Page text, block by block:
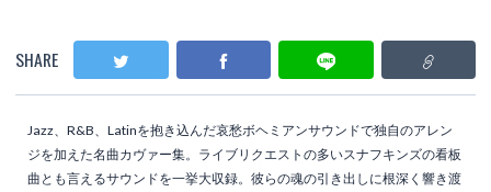
SHARE
Jazz、R&B、Latinを抱き込んだ哀愁ボヘミアンサウンドで独自のアレン
ジを加えた名曲カヴァー集。ライブリクエストの多いスナフキンズの看板
曲とも言えるサウンドを一挙大収録。彼らの魂の引き出しに根深く響き渡